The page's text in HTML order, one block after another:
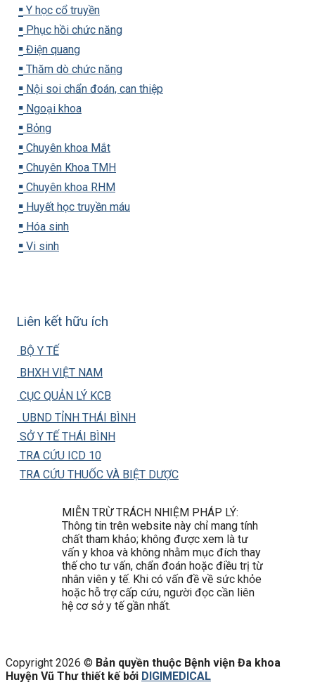
▪️ Y học cổ truyền
▪️ Phục hồi chức năng
▪️ Điện quang
▪️ Thăm dò chức năng
▪️ Nội soi chẩn đoán, can thiệp
▪️ Ngoại khoa
▪️ Bỏng
▪️ Chuyên khoa Mắt
▪️ Chuyên Khoa TMH
▪️ Chuyên khoa RHM
▪️ Huyết học truyền máu
▪️ Hóa sinh
▪️ Vi sinh
Liên kết hữu ích
BỘ Y TẾ
BHXH VIỆT NAM
CỤC QUẢN LÝ KCB
UBND TỈNH THÁI BÌNH
SỞ Y TẾ THÁI BÌNH
TRA CỨU ICD 10
TRA CỨU THUỐC VÀ BIỆT DƯỢC
MIỄN TRỪ TRÁCH NHIỆM PHÁP LÝ:
Thông tin trên website này chỉ mang tính
chất tham khảo; không được xem là tư
vấn y khoa và không nhằm mục đích thay
thế cho tư vấn, chẩn đoán hoặc điều trị từ
nhân viên y tế. Khi có vấn đề về sức khỏe
hoặc hỗ trợ cấp cứu, người đọc cần liên
hệ cơ sở y tế gần nhất.
Copyright 2026 © Bản quyền thuộc Bệnh viện Đa khoa
Huyện Vũ Thư thiết kế bởi DIGIMEDICAL